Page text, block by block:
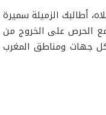
أطالبك الزميلة سميرة
مع الحرص على الخروج من
كل جهات ومناطق المغرب